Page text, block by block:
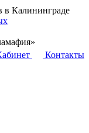
в Калининграде
Контакты